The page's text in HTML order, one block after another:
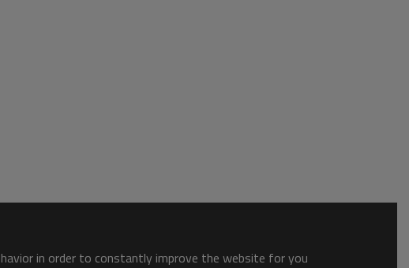
in order to constantly improve the website for you.